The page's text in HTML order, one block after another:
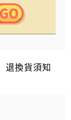
退換貨須知